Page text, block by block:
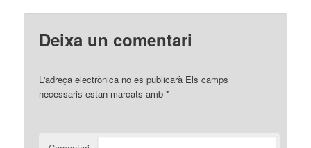
Deixa un comentari
L'adreça electrònica no es publicarà Els camps
necessaris estan marcats amb*